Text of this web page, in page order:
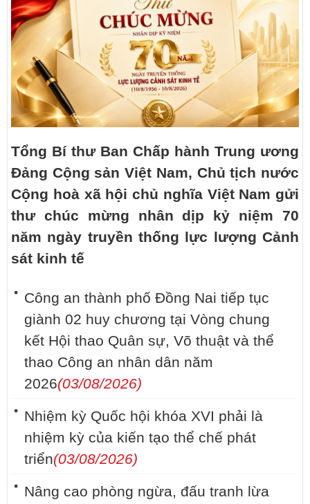
Tổng Bí thư Ban Chấp hành Trung ương
Đảng Cộng sản Việt Nam, Chủ tịch nước
Cộng hoà xã hội chủ nghĩa Việt Nam gửi
thư chúc mừng nhân dịp kỷ niệm 70
năm ngày truyền thống lực lượng Cảnh
sát kinh tế
Công an thành phố Đồng Nai tiếp tục
giành 02 huy chương tại Vòng chung
kết Hội thao Quân sự, Võ thuật và thể
thao Công an nhân dân năm
2026(03/08/2026)
Nhiệm kỳ Quốc hội khóa XVI phải là
nhiệm kỳ của kiến tạo thể chế phát
triển(03/08/2026)
Nâng cao phòng ngừa, đấu tranh lừa